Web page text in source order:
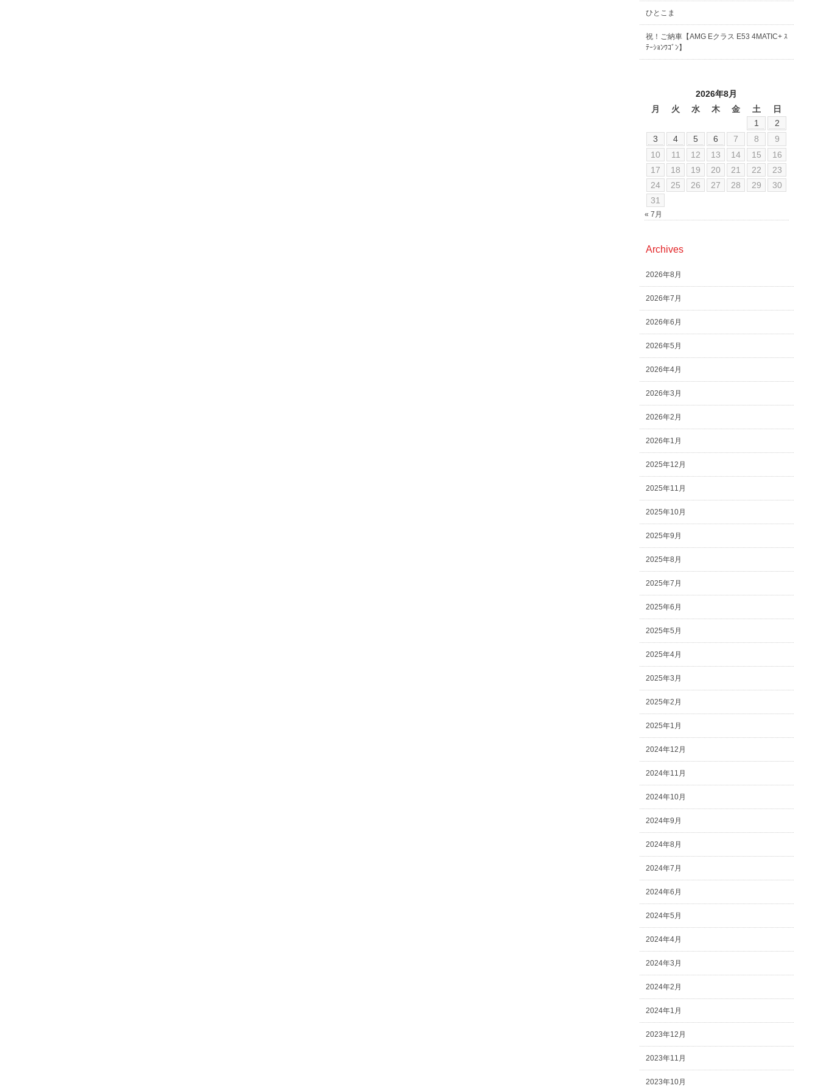
ひとこま
祝！ご納車【AMG Eクラス E53 4MATIC+ ｽ
ﾃｰｼｮﾝﾜｺﾞﾝ】
2026年8月
月
火 水 木 金 土
日
1
2
3
4 5 6 7 8
9
10
11 12 13 14 15
16
17
18 19 20 21 22
23
24
25 26 27 28 29
30
31
« 7月
Archives
2026年8月
2026年7月
2026年6月
2026年5月
2026年4月
2026年3月
2026年2月
2026年1月
2025年12月
2025年11月
2025年10月
2025年9月
2025年8月
2025年7月
2025年6月
2025年5月
2025年4月
2025年3月
2025年2月
2025年1月
2024年12月
2024年11月
2024年10月
2024年9月
2024年8月
2024年7月
2024年6月
2024年5月
2024年4月
2024年3月
2024年2月
2024年1月
2023年12月
2023年11月
2023年10月